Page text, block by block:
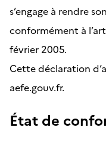
s’engage à rendre
conformément à
février 2005.
Cette déclaration
aefe.gouv.fr.
État de